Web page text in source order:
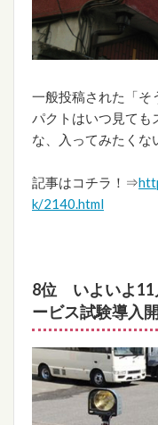
一般投稿された「そ
パクトはいつ見ても
な、入ってみたくな
記事はコチラ！⇒
k/2140.html
8位 いよいよ11
ービス試験導入